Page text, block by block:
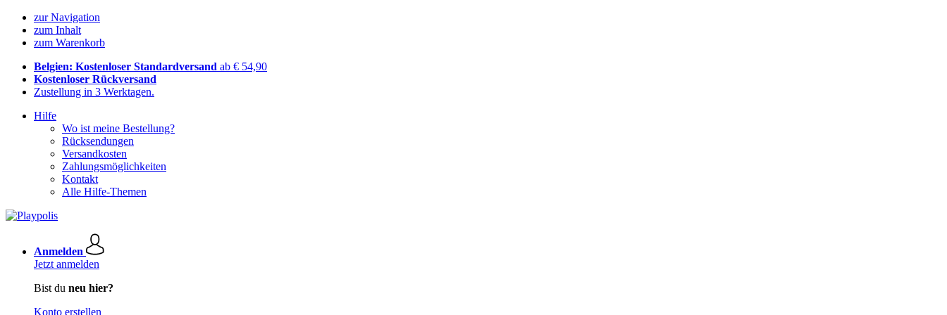
zur Navigation
zum Inhalt
zum Warenkorb
Belgien: Kostenloser Standardversand ab € 54,90
Kostenloser Rückversand
Zustellung in 3 Werktagen.
Hilfe
Wo ist meine Bestellung?
Rücksendungen
Versandkosten
Zahlungsmöglichkeiten
Kontakt
Alle Hilfe-Themen
Anmelden
Jetzt anmelden
Bist du neu hier?
Konto erstellen